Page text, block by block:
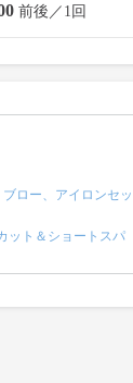
前後／1回
ロー、アイロンセッ
ット＆ショートスパ